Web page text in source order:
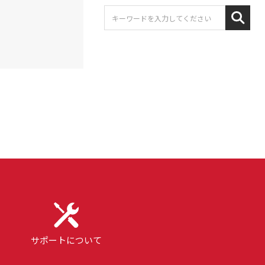
サポートについて